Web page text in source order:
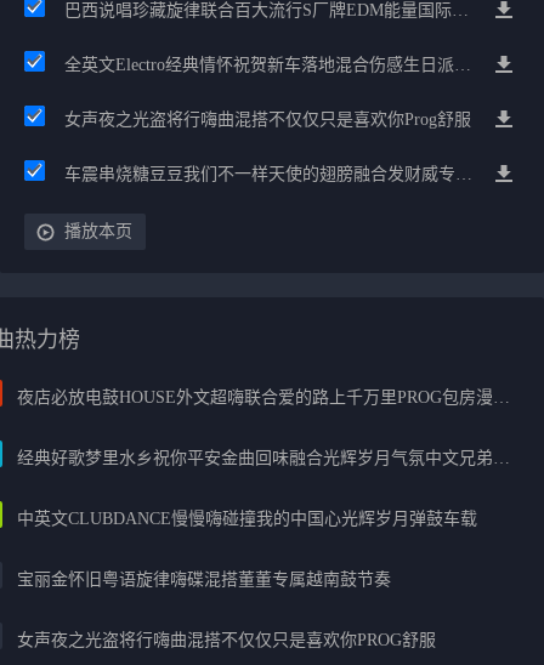
巴西说唱珍藏旋律联合百大流行S厂牌EDM能量国际电音串烧
全英文Electro经典情怀祝贺新车落地混合伤感生日派对中文Club串烧
女声夜之光盗将行嗨曲混搭不仅仅只是喜欢你Prog舒服
车震串烧糖豆豆我们不一样天使的翅膀融合发财威专属金边太空仓节奏
播放本页
热力榜
夜店必放电鼓HOUSE外文超嗨联合爱的路上千万里PROG包房漫步上头
经典好歌梦里水乡祝你平安金曲回味融合光辉岁月气氛中文兄弟串烧
中英文CLUBDANCE慢慢嗨碰撞我的中国心光辉岁月弹鼓车载
宝丽金怀旧粤语旋律嗨碟混搭董董专属越南鼓节奏
女声夜之光盗将行嗨曲混搭不仅仅只是喜欢你PROG舒服